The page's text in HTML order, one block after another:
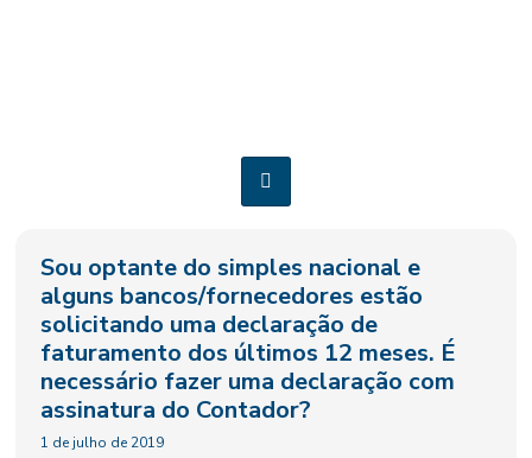
Sou optante do simples nacional e
alguns bancos/fornecedores estão
solicitando uma declaração de
faturamento dos últimos 12 meses. É
necessário fazer uma declaração com
assinatura do Contador?
1 de julho de 2019